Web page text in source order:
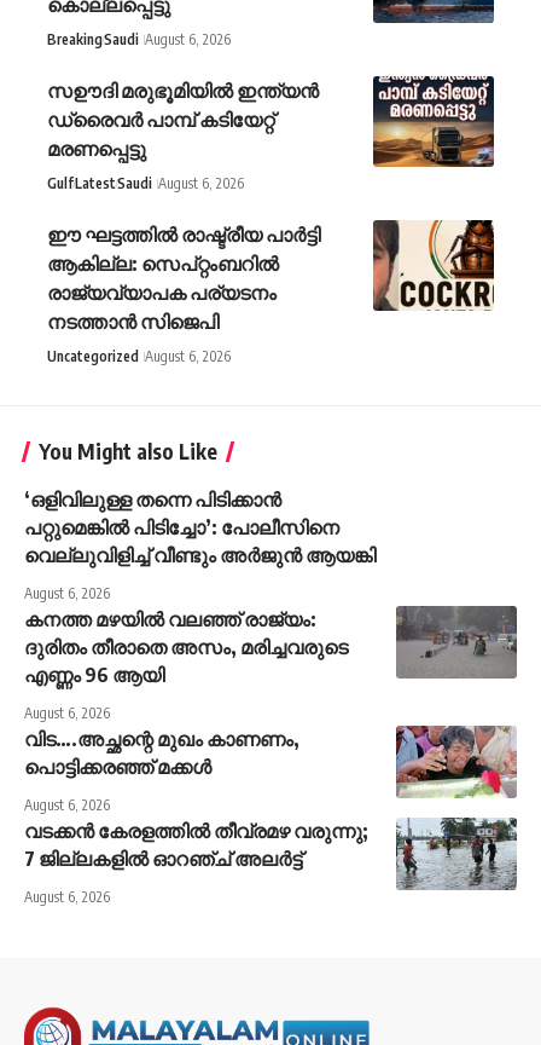
കൊല്ലപ്പെട്ടു
BreakingSaudi August 6, 2026
സഊദി മരുഭൂമിയിൽ ഇന്ത്യൻ
ഡ്രൈവർ പാമ്പ് കടിയേറ്റ്
മരണപ്പെട്ടു
GulfLatestSaudi August 6, 2026
ഈ ഘട്ടത്തിൽ രാഷ്ട്രീയ പാർട്ടി
ആകില്ല: സെപ്റ്റംബറിൽ
രാജ്യവ്യാപക പര്യടനം
നടത്താൻ സിജെപി
Uncategorized August 6, 2026
You Might also Like
‘ഒളിവിലുള്ള തന്നെ പിടിക്കാൻ
പറ്റുമെങ്കിൽ പിടിച്ചോ’: പോലീസിനെ
വെല്ലുവിളിച്ച് വീണ്ടും അർജുൻ ആയങ്കി
August 6, 2026
കനത്ത മഴയില്‍ വലഞ്ഞ് രാജ്യം:
ദുരിതം തീരാതെ അസം, മരിച്ചവരുടെ
എണ്ണം 96 ആയി
August 6, 2026
വിട….അച്ഛന്റെ മുഖം കാണണം,
പൊട്ടിക്കരഞ്ഞ് മക്കൾ
August 6, 2026
വടക്കൻ കേരളത്തിൽ തീവ്രമഴ വരുന്നു;
7 ജില്ലകളിൽ ഓറഞ്ച് അലർട്ട്
August 6, 2026